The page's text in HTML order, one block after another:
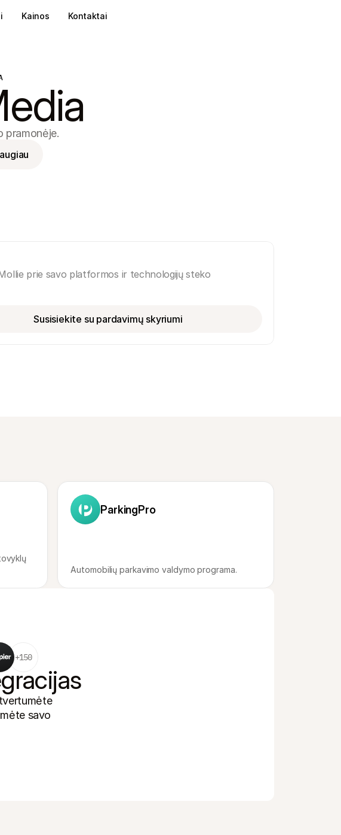
pramonėje.
prie savo platformos ir technologijų steko
Susisiekite su pardavimų skyriumi
ParkingPro
Automobilių parkavimo valdymo programa.
+150
savo
Kainos Kontaktai